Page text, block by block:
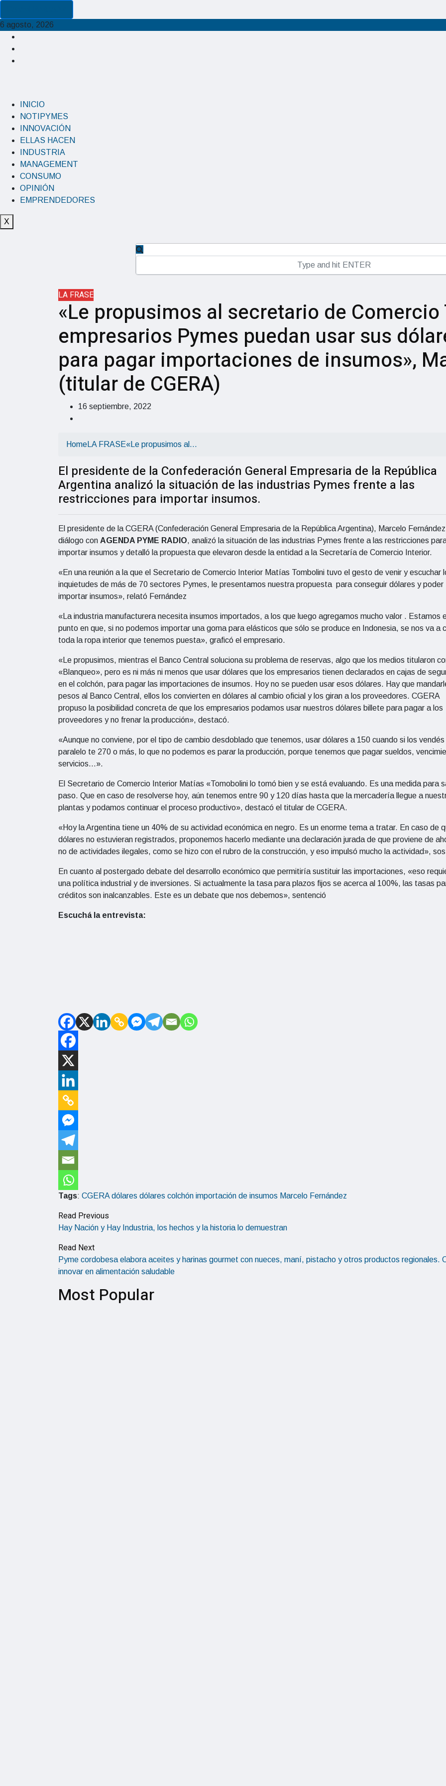
6 agosto, 2026
INICIO
NOTIPYMES
INNOVACIÓN
ELLAS HACEN
INDUSTRIA
MANAGEMENT
CONSUMO
OPINIÓN
EMPRENDEDORES
X
LA FRASE
«Le propusimos al secretario de
empresarios Pymes puedan usar sus
para pagar importaciones de insumos»,
(titular de CGERA)
16 septiembre, 2022
Home LA FRASE«Le propusimos al…
El presidente de la Confederación General Empresaria de la República
Argentina analizó la situación de las industrias Pymes frente a las
restricciones para importar insumos.
El presidente de la CGERA (Confederación General Empresaria de la República Argentina), Marcelo
diálogo con AGENDA PYME RADIO, analizó la situación de las industrias Pymes frente a las restricciones
importar insumos y detalló la propuesta que elevaron desde la entidad a la Secretaría de Comercio Interior.
«En una reunión a la que el Secretario de Comercio Interior Matías Tombolini tuvo el gesto de venir y escuchar
inquietudes de más de 70 sectores Pymes, le presentamos nuestra propuesta para conseguir dólares y poder
importar insumos», relató Fernández
«La industria manufacturera necesita insumos importados, a los que luego agregamos mucho valor . Estamos
punto en que, si no podemos importar una goma para elásticos que sólo se produce en Indonesia, se nos va a
toda la ropa interior que tenemos puesta», graficó el empresario.
«Le propusimos, mientras el Banco Central soluciona su problema de reservas, algo que los medios titularon
«Blanqueo», pero es ni más ni menos que usar dólares que los empresarios tienen declarados en cajas de
en el colchón, para pagar las importaciones de insumos. Hoy no se pueden usar esos dólares. Hay que
pesos al Banco Central, ellos los convierten en dólares al cambio oficial y los giran a los proveedores. CGERA
propuso la posibilidad concreta de que los empresarios podamos usar nuestros dólares billete para pagar a los
proveedores y no frenar la producción», destacó.
«Aunque no conviene, por el tipo de cambio desdoblado que tenemos, usar dólares a 150 cuando si los vendés
paralelo te 270 o más, lo que no podemos es parar la producción, porque tenemos que pagar sueldos,
servicios…».
El Secretario de Comercio Interior Matías «Tomobolini lo tomó bien y se está evaluando. Es una medida para
paso. Que en caso de resolverse hoy, aún tenemos entre 90 y 120 días hasta que la mercadería llegue a
plantas y podamos continuar el proceso productivo», destacó el titular de CGERA.
«Hoy la Argentina tiene un 40% de su actividad económica en negro. Es un enorme tema a tratar. En caso de
dólares no estuvieran registrados, proponemos hacerlo mediante una declaración jurada de que proviene de
no de actividades ilegales, como se hizo con el rubro de la construcción, y eso impulsó mucho la actividad»,
En cuanto al postergado debate del desarrollo económico que permitiría sustituir las importaciones, «eso
una política industrial y de inversiones. Si actualmente la tasa para plazos fijos se acerca al 100%, las tasas
créditos son inalcanzables. Este es un debate que nos debemos», sentenció
Escuchá la entrevista:
Tags: CGERA dólares dólares colchón importación de insumos Marcelo Fernández
Read Previous
Hay Nación y Hay Industria, los hechos y la historia lo demuestran
Read Next
Pyme cordobesa elabora aceites y harinas gourmet con nueces, maní, pistacho y otros productos regionales.
innovar en alimentación saludable
Most Popular